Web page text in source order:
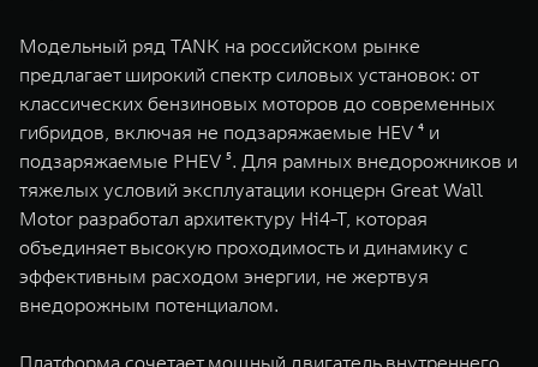
Модельный ряд TANK на российском рынке
предлагает широкий спектр силовых установок: от
классических бензиновых моторов до современных
гибридов, включая не подзаряжаемые HEV ⁴ и
подзаряжаемые PHEV ⁵. Для рамных внедорожников и
тяжелых условий эксплуатации концерн Great Wall
Motor разработал архитектуру Hi4-T, которая
объединяет высокую проходимость и динамику с
эффективным расходом энергии, не жертвуя
внедорожным потенциалом.
Платформа сочетает мощный двигатель внутреннего